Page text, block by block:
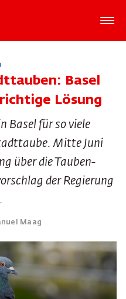
Basel
Lösung
Basel für so viele
Mitte Juni
über die Tauben-
der Regierung
Maag